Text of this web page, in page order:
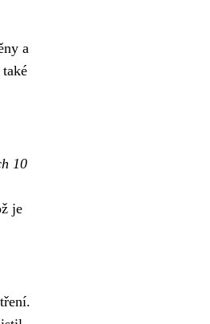
a
10
je